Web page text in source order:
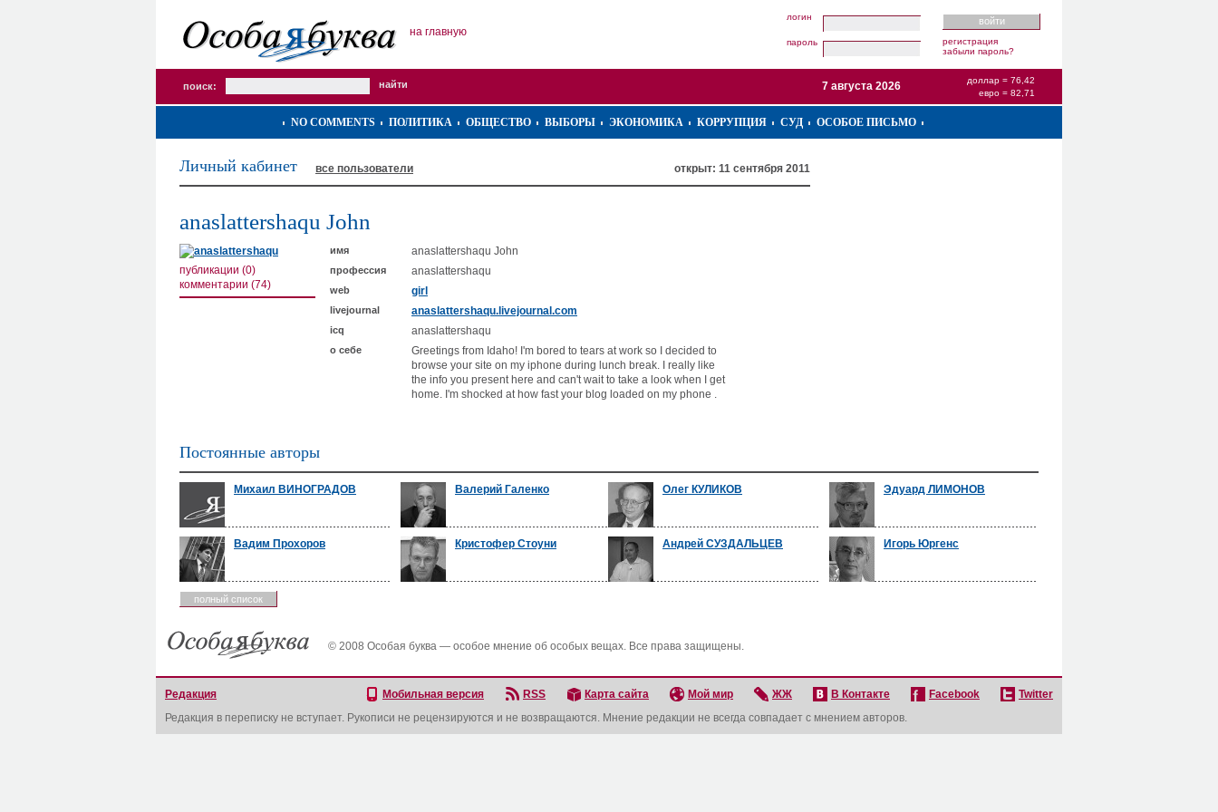
на главную
логин
пароль
регистрация
забыли пароль?
поиск:
доллар = 76,42
евро = 82,71
7 августа 2026
NO COMMENTS ПОЛИТИКА ОБЩЕСТВО ВЫБОРЫ ЭКОНОМИКА КОРРУПЦИЯ СУД ОСОБОЕ ПИСЬМО
открыт: 11 сентября 2011
Личный кабинет все пользователи
anaslattershaqu John
публикации (0)
комментарии (74)
имя anaslattershaqu John
профессия anaslattershaqu
web girl
livejournal anaslattershaqu.livejournal.com
icq anaslattershaqu
о себе
Greetings from Idaho! I'm bored to tears at work so I decided to
browse your site on my iphone during lunch break. I really like
the info you present here and can't wait to take a look when I get
home. I'm shocked at how fast your blog loaded on my phone .
Постоянные авторы
Михаил ВИНОГРАДОВ Валерий Галенко Олег КУЛИКОВ Эдуард ЛИМОНОВ
Вадим Прохоров Кристофер Стоуни Андрей СУЗДАЛЬЦЕВ Игорь Юргенс
полный список
© 2008 Особая буква — особое мнение об особых вещах. Все права защищены.
Редакция Мобильная версия RSS Карта сайта Мой мир ЖЖ В Контакте Facebook
Twitter
Редакция в переписку не вступает. Рукописи не рецензируются и не возвращаются. Мнение редакции не всегда совпадает с мнением авторов.